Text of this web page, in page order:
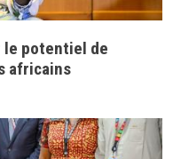
le potentiel de
africains